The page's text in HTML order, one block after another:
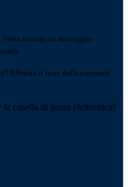
Verrà inviato un messaggio
Effettua il reset della password
casella di posta elettronica!